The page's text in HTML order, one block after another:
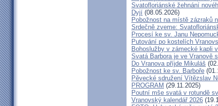
Svatofloriánské žehnání
Dyjí (08.05.2026)
Pobožnost na místě zázraků
Srdečně zveme:
Procesí ke sv. Janu
Putování po kostelích
Bohoslužby v zámecké kapli
Svatá Barbora je ve Vranově
Do Vranova příjde Mikuláš
Pobožnost ke sv. Barboře
Pěvecké sdružení Vítězslav
PROGRAM (29.11.2025)
Poutní mše svatá v rotundě
Vranovský kalendář 2026